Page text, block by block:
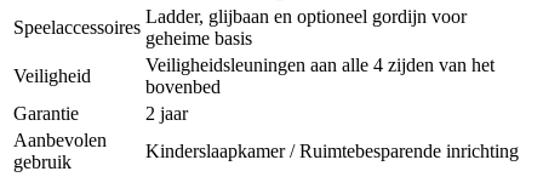
Speelaccessoires
Ladder, glijbaan en optioneel gordijn voor
geheime basis
Veiligheid
Veiligheidsleuningen aan alle 4 zijden van het
bovenbed
Garantie
2 jaar
Aanbevolen
gebruik
Kinderslaapkamer / Ruimtebesparende inrichting